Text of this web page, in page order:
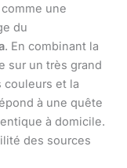
une
du
. En combinant la
sur un très grand
couleurs et la
à une quête
à domicile.
des sources